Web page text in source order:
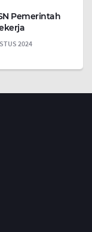
Pemerintah
2024